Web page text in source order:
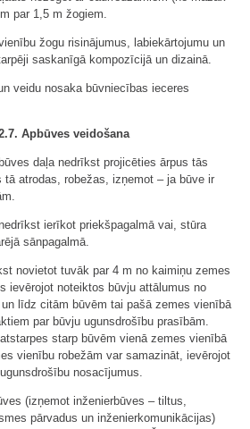
par 1,5 m žogiem.
žogu risinājumus, labiekārtojumu un
saskanīgā kompozīcijā un dizainā.
veidu nosaka būvniecības ieceres
Apbūves veidošana
daļa nedrīkst projicēties ārpus tās
atrodas, robežas, izņemot – ja būve ir
ierīkot priekšpagalmā vai, stūra
sānpagalmā.
novietot tuvāk par 4 m no kaimiņu zemes
ievērojot noteiktos būvju attālumus no
līdz citām būvēm tai pašā zemes vienībā
par būvju ugunsdrošību prasībām.
starp būvēm vienā zemes vienībā
vienību robežām var samazināt, ievērojot
nosacījumus.
(izņemot inženierbūves – tiltus,
pārvadus un inženierkomunikācijas)